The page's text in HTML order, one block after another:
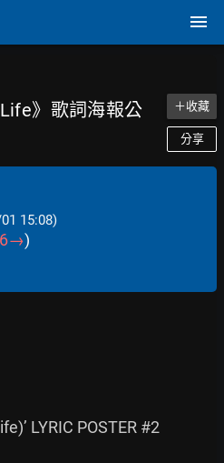
》歌詞海報公
＋收藏
分享
15:08)
6→)
LYRIC POSTER #2